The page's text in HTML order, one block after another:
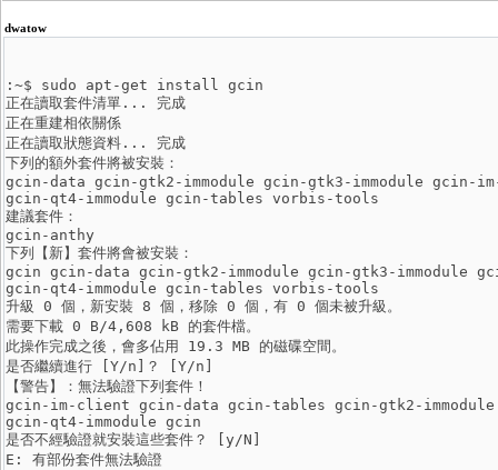
dwatow
:~$ sudo apt-get install gcin
正在讀取套件清單... 完成
正在重建相依關係
正在讀取狀態資料... 完成
下列的額外套件將被安裝：
gcin-data gcin-gtk2-immodule gcin-gtk3-immodule gcin-
gcin-qt4-immodule gcin-tables vorbis-tools
建議套件：
gcin-anthy
下列【新】套件將會被安裝：
gcin gcin-data gcin-gtk2-immodule gcin-gtk3-immodule
gcin-qt4-immodule gcin-tables vorbis-tools
升級 0 個，新安裝 8 個，移除 0 個，有 0 個未被升級。
需要下載 0 B/4,608 kB 的套件檔。
此操作完成之後，會多佔用 19.3 MB 的磁碟空間。
是否繼續進行 [Y/n]？ [Y/n]
【警告】：無法驗證下列套件！
gcin-im-client gcin-data gcin-tables gcin-gtk2-immodule
gcin-qt4-immodule gcin
是否不經驗證就安裝這些套件？ [y/N]
E: 有部份套件無法驗證